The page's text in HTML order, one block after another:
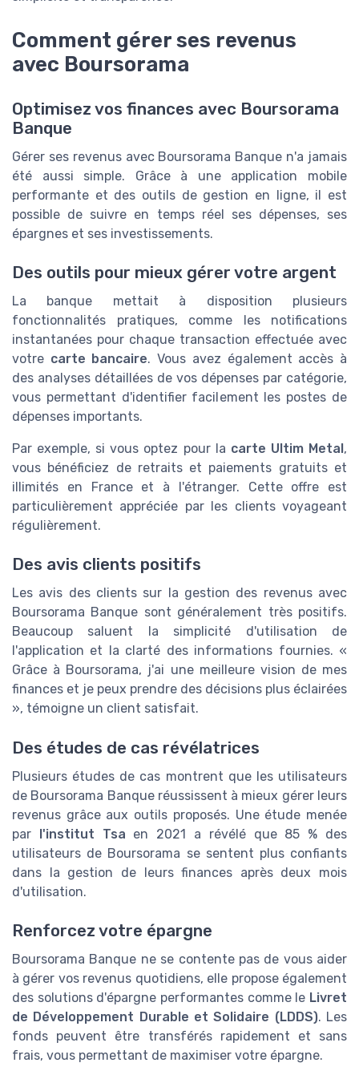
Comment gérer ses revenus
avec Boursorama
Optimisez vos finances avec Boursorama
Banque
Gérer ses revenus avec Boursorama Banque n'a jamais
été aussi simple. Grâce à une application mobile
performante et des outils de gestion en ligne, il est
possible de suivre en temps réel ses dépenses, ses
épargnes et ses investissements.
Des outils pour mieux gérer votre argent
La banque mettait à disposition plusieurs
fonctionnalités pratiques, comme les notifications
instantanées pour chaque transaction effectuée avec
votre carte bancaire. Vous avez également accès à
des analyses détaillées de vos dépenses par catégorie,
vous permettant d'identifier facilement les postes de
dépenses importants.
Par exemple, si vous optez pour la carte Ultim Metal,
vous bénéficiez de retraits et paiements gratuits et
illimités en France et à l'étranger. Cette offre est
particulièrement appréciée par les clients voyageant
régulièrement.
Des avis clients positifs
Les avis des clients sur la gestion des revenus avec
Boursorama Banque sont généralement très positifs.
Beaucoup saluent la simplicité d'utilisation de
l'application et la clarté des informations fournies. «
Grâce à Boursorama, j'ai une meilleure vision de mes
finances et je peux prendre des décisions plus éclairées
», témoigne un client satisfait.
Des études de cas révélatrices
Plusieurs études de cas montrent que les utilisateurs
de Boursorama Banque réussissent à mieux gérer leurs
revenus grâce aux outils proposés. Une étude menée
par l'institut Tsa en 2021 a révélé que 85 % des
utilisateurs de Boursorama se sentent plus confiants
dans la gestion de leurs finances après deux mois
d'utilisation.
Renforcez votre épargne
Boursorama Banque ne se contente pas de vous aider
à gérer vos revenus quotidiens, elle propose également
des solutions d'épargne performantes comme le Livret
de Développement Durable et Solidaire (LDDS). Les
fonds peuvent être transférés rapidement et sans
frais, vous permettant de maximiser votre épargne.